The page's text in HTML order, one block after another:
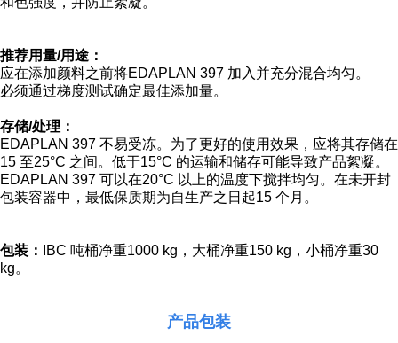
推荐用量/用途：
应在添加颜料之前将EDAPLAN 397 加入并充分混合均匀。
必须通过梯度测试确定最佳添加量。
存储/处理：
EDAPLAN 397 不易受冻。为了更好的使用效果，应将其存储在
15 至25°C 之间。低于15°C 的运输和储存可能导致产品絮凝。
EDAPLAN 397 可以在20°C 以上的温度下搅拌均匀。在未开封
包装容器中，最低保质期为自生产之日起15 个月。
包装：
IBC 吨桶净重1000 kg，大桶净重150 kg，小桶净重30
kg。
产品包装